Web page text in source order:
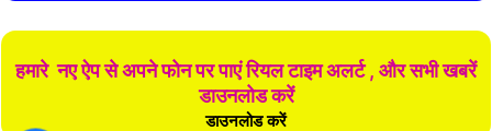
हमारे नए ऐप से अपने फोन पर पाएं रियल टाइम अलर्ट , और सभी खबरें
डाउनलोड करें
डाउनलोड करें